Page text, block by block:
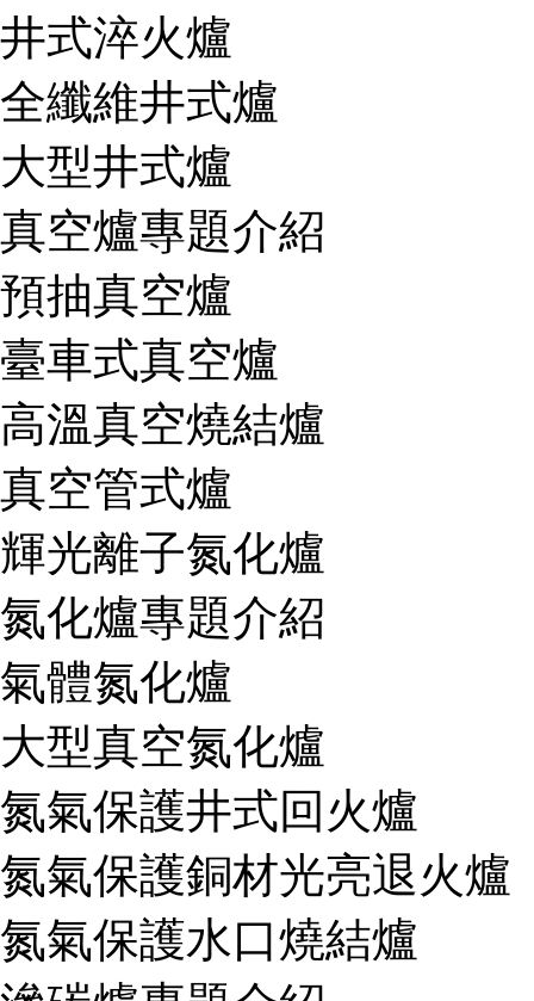
井式淬火爐
全纖維井式爐
大型井式爐
真空爐專題介紹
預抽真空爐
臺車式真空爐
高溫真空燒結爐
真空管式爐
輝光離子氮化爐
氮化爐專題介紹
氣體氮化爐
大型真空氮化爐
氮氣保護井式回火爐
氮氣保護銅材光亮退火爐
氮氣保護水口燒結爐